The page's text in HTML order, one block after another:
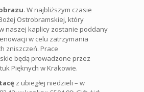
. W najbliższym czasie
Ostrobramskiej, który
naszej kaplicy zostanie poddany
w celu zatrzymania
zniszczeń. Prace
będą prowadzone przez
Pięknych w Krakowie.
z ubiegłej niedzieli – w